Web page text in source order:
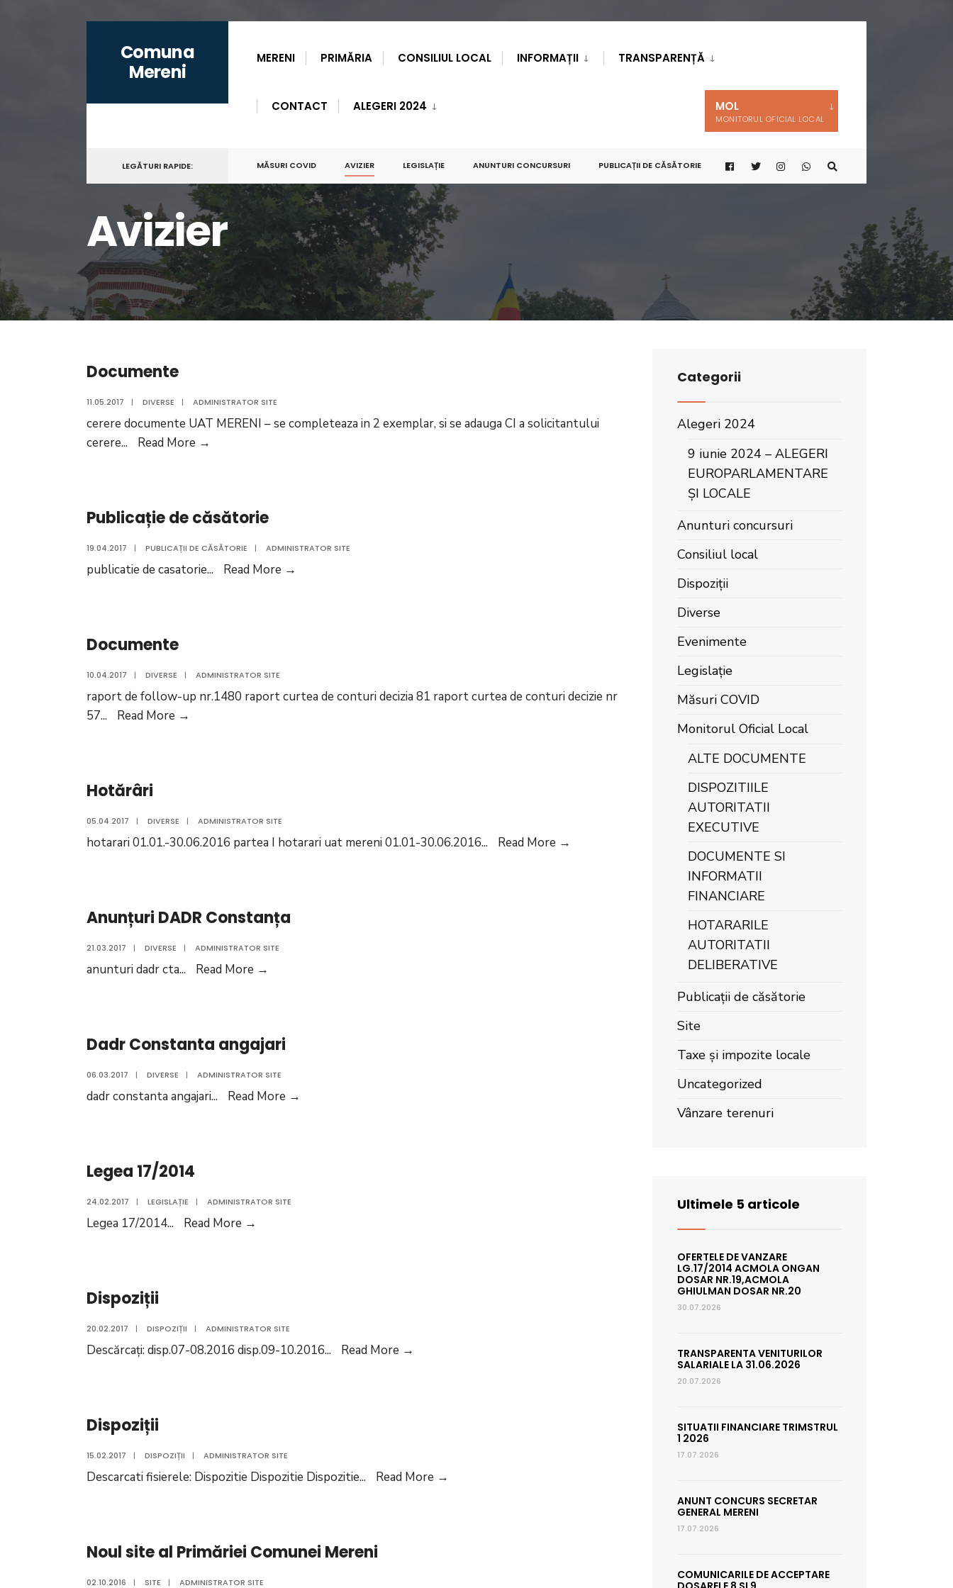
content
Comuna
Mereni
MERENI PRIMĂRIA CONSILIUL LOCAL INFORMAȚII TRANSPARENȚĂ
MOL
MONITORUL OFICIAL LOCAL
CONTACT ALEGERI 2024
LEGĂTURI RAPIDE: MĂSURI COVID AVIZIER LEGISLAȚIE ANUNTURI CONCURSURI PUBLICAȚII DE CĂSĂTORIE
Avizier
Documente
11.05.2017 | DIVERSE | ADMINISTRATOR SITE
cerere documente UAT MERENI – se completeaza in 2 exemplar, si se adauga CI a solicitantului
cerere... Read More →
Publicație de căsătorie
19.04.2017 | PUBLICAȚII DE CĂSĂTORIE | ADMINISTRATOR SITE
publicatie de casatorie... Read More →
Documente
10.04.2017 | DIVERSE | ADMINISTRATOR SITE
raport de follow-up nr.1480 raport curtea de conturi decizia 81 raport curtea de conturi decizie nr
57... Read More →
Hotărâri
05.04.2017 | DIVERSE | ADMINISTRATOR SITE
hotarari 01.01.-30.06.2016 partea I hotarari uat mereni 01.01-30.06.2016... Read More →
Anunțuri DADR Constanța
21.03.2017 | DIVERSE | ADMINISTRATOR SITE
anunturi dadr cta... Read More →
Dadr Constanta angajari
06.03.2017 | DIVERSE | ADMINISTRATOR SITE
dadr constanta angajari... Read More →
Legea 17/2014
24.02.2017 | LEGISLAȚIE | ADMINISTRATOR SITE
Legea 17/2014... Read More →
Dispoziții
20.02.2017 | DISPOZIȚII | ADMINISTRATOR SITE
Descărcați: disp.07-08.2016 disp.09-10.2016... Read More →
Dispoziții
15.02.2017 | DISPOZIȚII | ADMINISTRATOR SITE
Descarcati fisierele: Dispozitie Dispozitie Dispozitie... Read More →
Noul site al Primăriei Comunei Mereni
02.10.2016 | SITE | ADMINISTRATOR SITE
Categorii
Alegeri 2024
9 iunie 2024 – ALEGERI
EUROPARLAMENTARE
ȘI LOCALE
Anunturi concursuri
Consiliul local
Dispoziții
Diverse
Evenimente
Legislație
Măsuri COVID
Monitorul Oficial Local
ALTE DOCUMENTE
DISPOZITIILE
AUTORITATII
EXECUTIVE
DOCUMENTE SI
INFORMATII
FINANCIARE
HOTARARILE
AUTORITATII
DELIBERATIVE
Publicații de căsătorie
Site
Taxe și impozite locale
Uncategorized
Vânzare terenuri
Ultimele 5 articole
OFERTELE DE VANZARE
LG.17/2014 ACMOLA ONGAN
DOSAR NR.19,ACMOLA
GHIULMAN DOSAR NR.20
30.07.2026
TRANSPARENTA VENITURILOR
SALARIALE LA 31.06.2026
20.07.2026
SITUATII FINANCIARE TRIMSTRUL
1 2026
17.07.2026
ANUNT CONCURS SECRETAR
GENERAL MERENI
17.07.2026
COMUNICARILE DE ACCEPTARE